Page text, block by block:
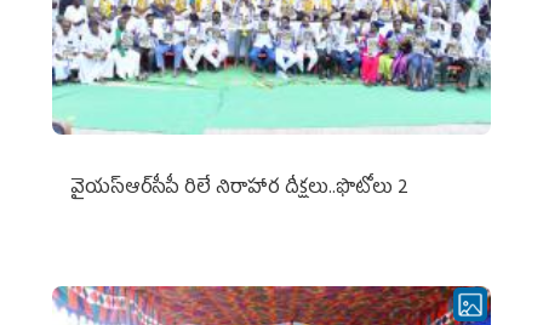
వైయ‌స్ఆర్‌సీపీ రిలే నిరాహార దీక్షలు..ఫొటోలు 2